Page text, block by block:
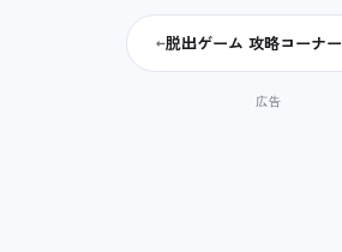
←脱出ゲーム 攻略コーナー